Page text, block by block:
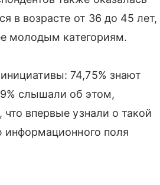
в возрасте от 36 до 45 лет,
молодым категориям.
74,75% знают
слышали об этом,
впервые узнали о такой
информационного поля